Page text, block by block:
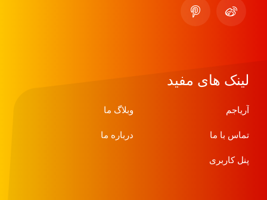
لینک های مفید
آریاجم وبلاگ ما
تماس با ما درباره ما
پنل کاربری